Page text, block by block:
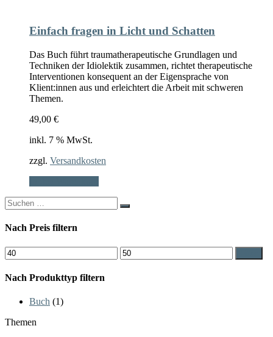
Einfach fragen in Licht und Schatten
Das Buch führt traumatherapeutische Grundlagen und
Techniken der Idiolektik zusammen, richtet therapeutische
Interventionen konsequent an der Eigensprache von
Klient:innen aus und erleichtert die Arbeit mit schweren
Themen.
49,00 €
inkl. 7 % MwSt.
zzgl. Versandkosten
Search
for:
Nach Preis filtern
Min.
Preis
Max.
Preis
Nach Produkttyp filtern
Buch (1)
Themen